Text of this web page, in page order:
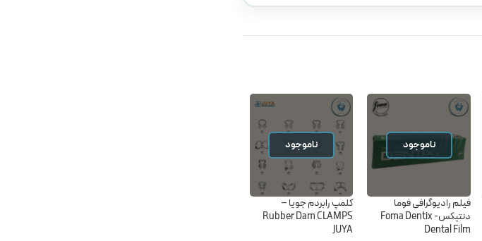
ناموجود
فیلم رادیوگرافی فوما
دنتیکس- Foma Dentix
Dental Film
ناموجود
کلمپ رابردم جویا –
Rubber Dam CLAMPS
JUYA